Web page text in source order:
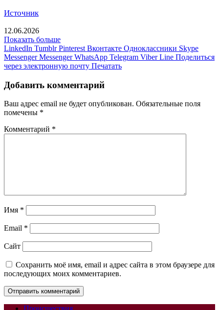
Источник
12.06.2026
Показать больше
LinkedIn Tumblr Pinterest Вконтакте Одноклассники Skype
Messenger Messenger WhatsApp Telegram Viber Line Поделиться
через электронную почту Печатать
Добавить комментарий
Ваш адрес email не будет опубликован. Обязательные поля
помечены *
Комментарий *
Имя *
Email *
Сайт
Сохранить моё имя, email и адрес сайта в этом браузере для
последующих моих комментариев.